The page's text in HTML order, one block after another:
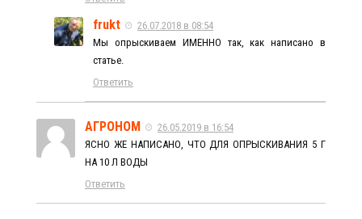
frukt
26.07.2018 в 08:54
Мы опрыскиваем ИМЕННО так, как написано в
статье.
Ответить
АГРОНОМ
26.05.2019 в 16:54
ЯСНО ЖЕ НАПИСАНО, ЧТО ДЛЯ ОПРЫСКИВАНИЯ 5 Г
НА 10 Л ВОДЫ
Ответить